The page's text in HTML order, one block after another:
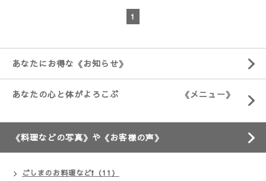
1
あなたにお得な《お知らせ》
あなたの心と体がよろこぶ 《メニュー》
《料理などの写真》や《お客様の声》
ごしまのお料理など❗（11）